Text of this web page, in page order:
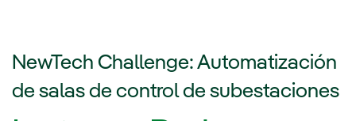
NewTech Challenge: Automatización
de salas de control de subestaciones